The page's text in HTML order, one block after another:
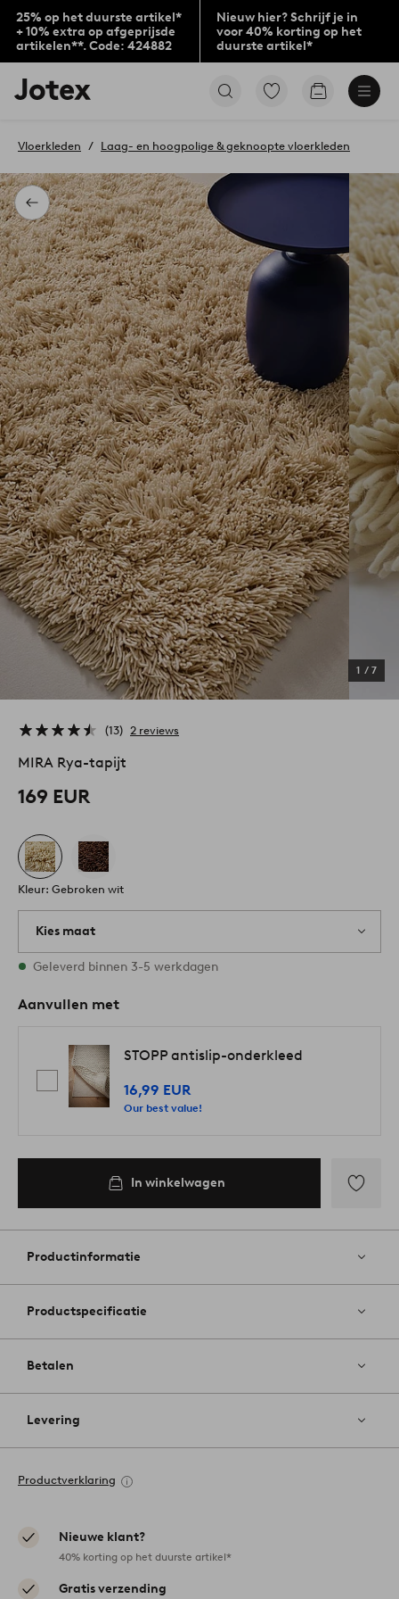
25% op het duurste artikel*
+ 10% extra op afgeprijsde
artikelen**. Code: 424882
Nieuw hier? Schrijf je in
voor 40% korting op het
duurste artikel*
Jotex
logo
to
home
page
Ga
gemarkeerde
Go
Terug
Vloerkleden Laag- en hoogpolige & geknoopte vloerkleden
1 / 7
13 2 reviews
MIRA Rya-tapijt
169 EUR
Kleur: Gebroken wit
Kies maat
Alle maten zijn op voorraad
Geleverd binnen 3-5 werkdagen
Aanvullen met
STOPP antislip-onderkleed
16,99 EUR
Our best value!
In winkelwagen
aan
Productinformatie
Productspecificatie
Betalen
Levering
Productverklaring
Nieuwe klant?
40% korting op het duurste artikel*
Gratis verzending